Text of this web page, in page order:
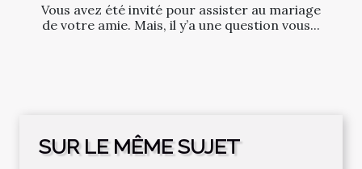
Vous avez été invité pour assister au mariage
de votre amie. Mais, il y’a une question vous...
SUR LE MÊME SUJET